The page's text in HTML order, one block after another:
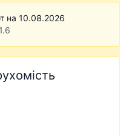
на 10.08.2026